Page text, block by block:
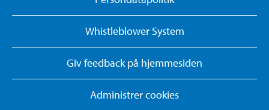
Whistleblower System
Giv feedback på hjemmesiden
Administrer cookies